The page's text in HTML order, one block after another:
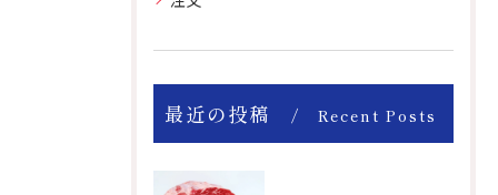
最近の投稿 Recent Posts